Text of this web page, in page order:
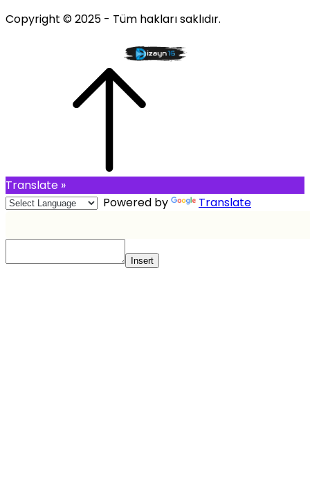
Copyright © 2025 - Tüm hakları saklıdır.
Translate »
Powered by
Translate
Insert